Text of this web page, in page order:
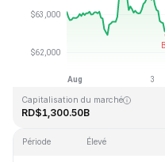
Dernière mise à jour : 2026-08-07,
RD$126,080.00
Capitalisation du marché
RD$1,300.50B
Période Élevé